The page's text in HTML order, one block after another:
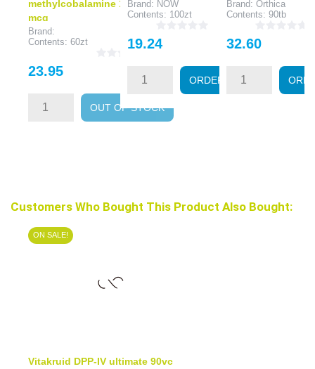
methylcobalamine 1000
mcg
Brand:
Contents: 60zt
Price
23.95
OUT OF STOCK
Brand: NOW
Contents: 100zt
Price
19.24
ORDER
Brand: Orthica
Contents: 90tb
Price
32.60
Customers Who Bought This Product Also Bought:
Vitakruid DPP-IV ultimate 90vc
ON SALE!